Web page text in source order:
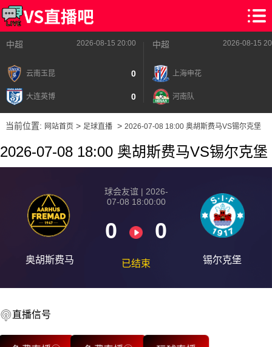
中超 2026-08-15 20:00
云南玉昆 0
大连英博 0
中超 2026-08-15
上海申花
河南队
当前位置: 网站首页> 足球直播> 2026-07-08 18:00 奥胡斯费马VS锡尔克堡
2026-07-08 18:00 奥胡斯费马VS锡尔克堡
奥胡斯费马
球会友谊 | 2026-
07-08 18:00:00
0 0
已结束 锡尔克堡
直播信号
2026-08-15 【球会友谊】 奥胡斯费马VS锡尔克堡